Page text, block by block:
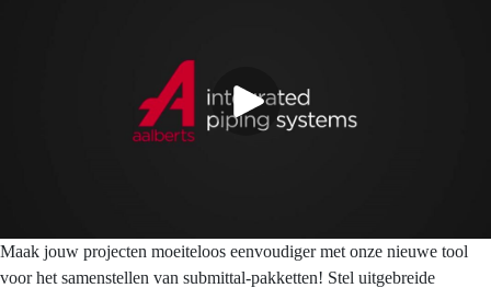
Maak jouw projecten moeiteloos eenvoudiger met onze nieuwe tool
voor het samenstellen van submittal-pakketten! Stel uitgebreide